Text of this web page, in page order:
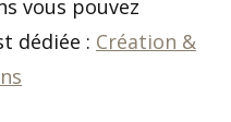
vous pouvez
dédiée : Création &